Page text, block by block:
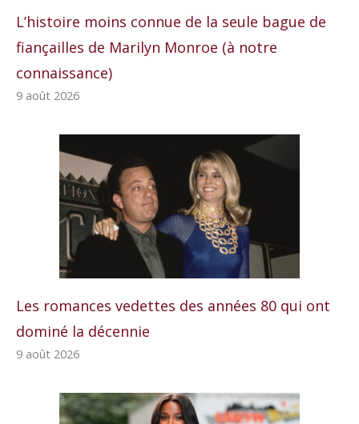
L’histoire moins connue de la seule bague de
fiançailles de Marilyn Monroe (à notre
connaissance)
9 août 2026
Les romances vedettes des années 80 qui ont
dominé la décennie
9 août 2026